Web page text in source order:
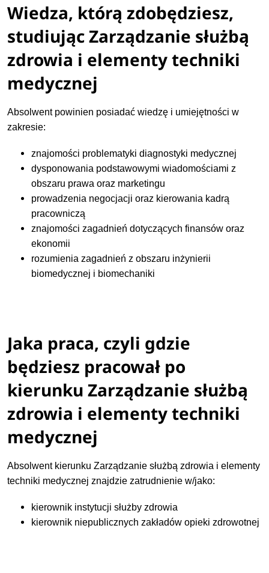
Wiedza, którą zdobędziesz,
studiując Zarządzanie służbą
zdrowia i elementy techniki
medycznej
Absolwent powinien posiadać wiedzę i umiejętności w
zakresie:
znajomości problematyki diagnostyki medycznej
dysponowania podstawowymi wiadomościami z
obszaru prawa oraz marketingu
prowadzenia negocjacji oraz kierowania kadrą
pracowniczą
znajomości zagadnień dotyczących finansów oraz
ekonomii
rozumienia zagadnień z obszaru inżynierii
biomedycznej i biomechaniki
Jaka praca, czyli gdzie
będziesz pracował po
kierunku Zarządzanie służbą
zdrowia i elementy techniki
medycznej
Absolwent kierunku Zarządzanie służbą zdrowia i elementy
techniki medycznej znajdzie zatrudnienie w/jako:
kierownik instytucji służby zdrowia
kierownik niepublicznych zakładów opieki zdrowotnej